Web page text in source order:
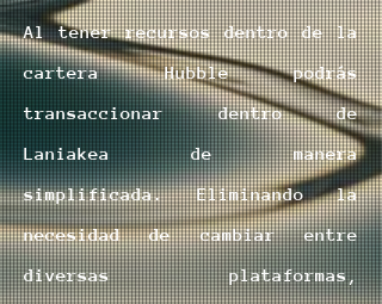
Al tener recursos dentro de la
cartera Hubble podrás
transaccionar dentro de
Laniakea de manera
simplificada. Eliminando la
necesidad de cambiar entre
diversas plataformas,